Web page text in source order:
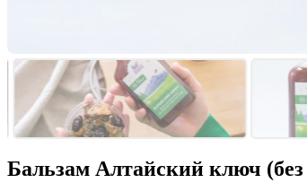
Бальзам Алтайский ключ (без